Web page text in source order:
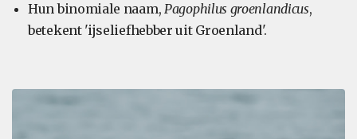
Hun binomiale naam, Pagophilus groenlandicus,
betekent 'ijseliefhebber uit Groenland'.